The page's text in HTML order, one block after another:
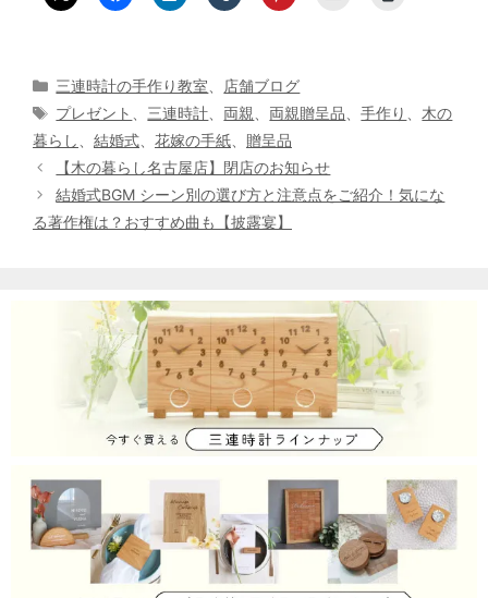
カ
テ
リ
ー
三連時計の手作り教室
店舗ブログ
タ
グ
プレゼント 三連時計 両親 両親贈呈品 、手作り
木の
暮らし
結婚式 花嫁の手紙
贈呈品
投
稿
ビ
【木の暮らし名古屋店】閉店のお知らせ
結婚式BGM シーン別の選び方と注意点をご紹介！気にな
る著作権は？おすすめ曲も【披露宴】